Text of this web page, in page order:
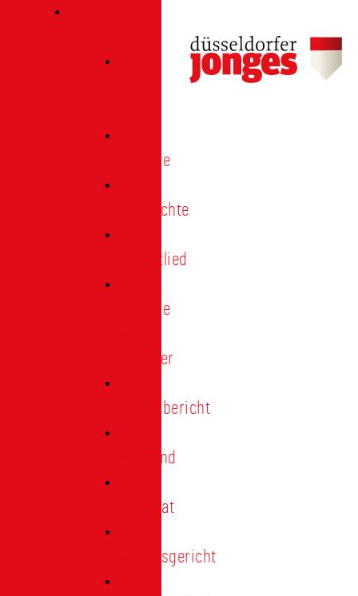
Termine
Geschichte
Heimatlied
Freunde
Förderer
Jahresbericht
Vorstand
Ehrenrat
Schiedsgericht